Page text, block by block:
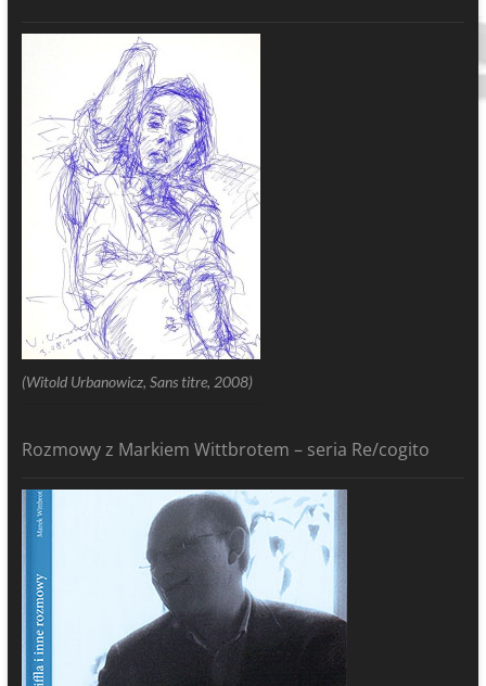
(Witold Urbanowicz, Sans titre, 2008)
Rozmowy z Markiem Wittbrotem – seria Re/cogito